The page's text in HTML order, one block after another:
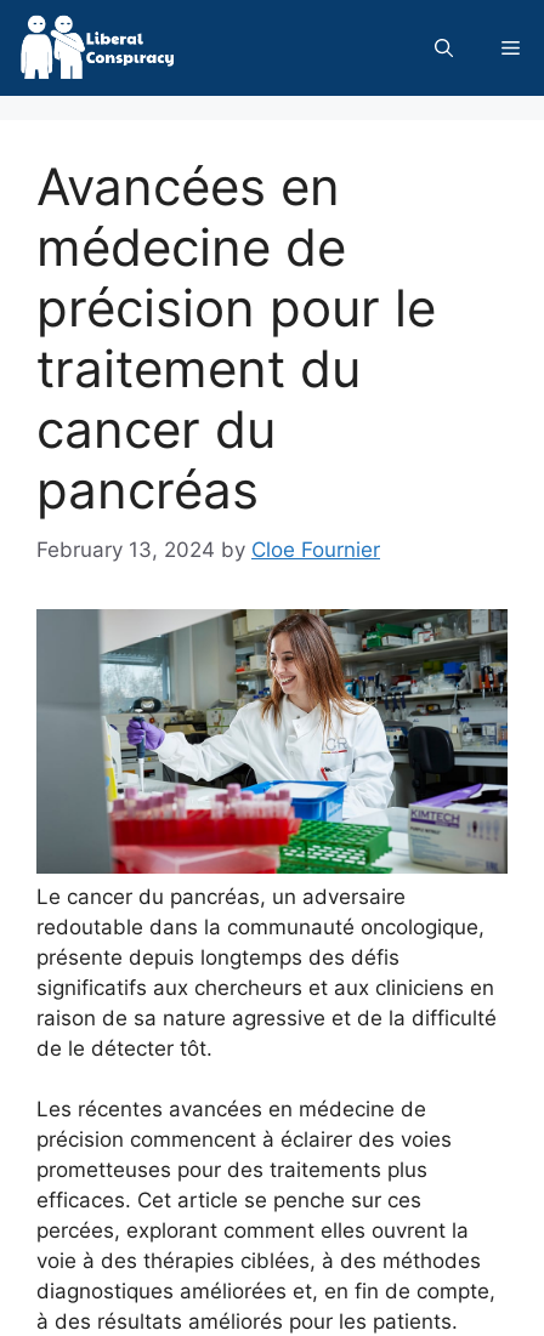
Skip
content
Avancées en
médecine de
précision pour le
traitement du
cancer du
pancréas
February 13, 2024 by Cloe Fournier
Le cancer du pancréas, un adversaire
redoutable dans la communauté oncologique,
présente depuis longtemps des défis
significatifs aux chercheurs et aux cliniciens en
raison de sa nature agressive et de la difficulté
de le détecter tôt.
Les récentes avancées en médecine de
précision commencent à éclairer des voies
prometteuses pour des traitements plus
efficaces. Cet article se penche sur ces
percées, explorant comment elles ouvrent la
voie à des thérapies ciblées, à des méthodes
diagnostiques améliorées et, en fin de compte,
à des résultats améliorés pour les patients.